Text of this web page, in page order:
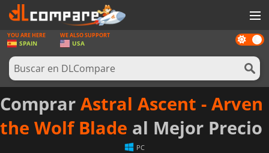
JUEGOS
TARJETAS PREPAGO
SOFTWARE
REWARDS
HARDWARE
Dark
mode
YOU ARE HERE
SPAIN
WE ALSO SUPPORT
USA
Comprar Astral Ascent - Arven
the Wolf Blade al Mejor Precio
PC